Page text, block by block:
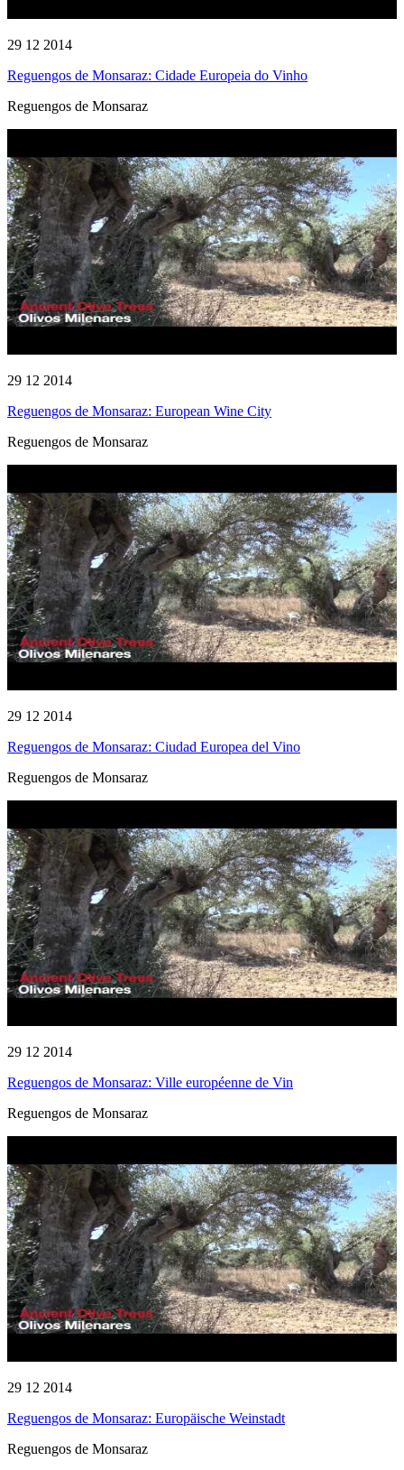
29 12 2014
Reguengos de Monsaraz: Cidade Europeia do Vinho
Reguengos de Monsaraz
29 12 2014
Reguengos de Monsaraz: European Wine City
Reguengos de Monsaraz
29 12 2014
Reguengos de Monsaraz: Ciudad Europea del Vino
Reguengos de Monsaraz
29 12 2014
Reguengos de Monsaraz: Ville européenne de Vin
Reguengos de Monsaraz
29 12 2014
Reguengos de Monsaraz: Europäische Weinstadt
Reguengos de Monsaraz